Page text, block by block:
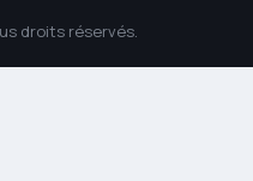
droits réservés.